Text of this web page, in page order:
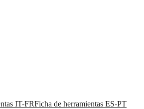
IT-FRFicha de herramientas ES-PT